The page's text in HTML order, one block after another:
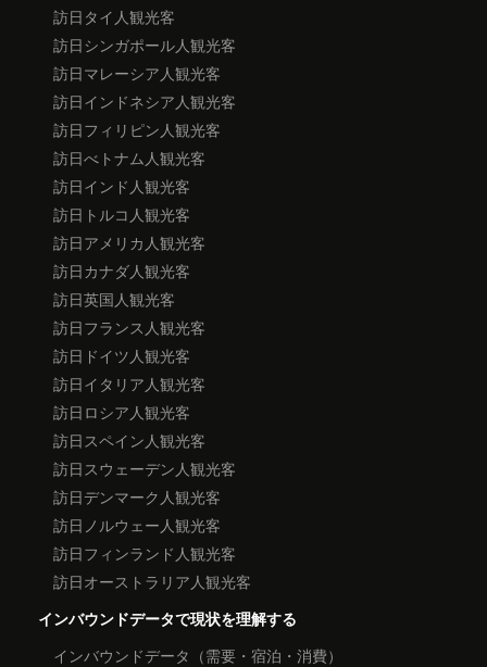
訪日タイ人観光客
訪日シンガポール人観光客
訪日マレーシア人観光客
訪日インドネシア人観光客
訪日フィリピン人観光客
訪日べトナム人観光客
訪日インド人観光客
訪日トルコ人観光客
訪日アメリカ人観光客
訪日カナダ人観光客
訪日英国人観光客
訪日フランス人観光客
訪日ドイツ人観光客
訪日イタリア人観光客
訪日ロシア人観光客
訪日スペイン人観光客
訪日スウェーデン人観光客
訪日デンマーク人観光客
訪日ノルウェー人観光客
訪日フィンランド人観光客
訪日オーストラリア人観光客
インバウンドデータで現状を理解する
インバウンドデータ（需要・宿泊・消費）